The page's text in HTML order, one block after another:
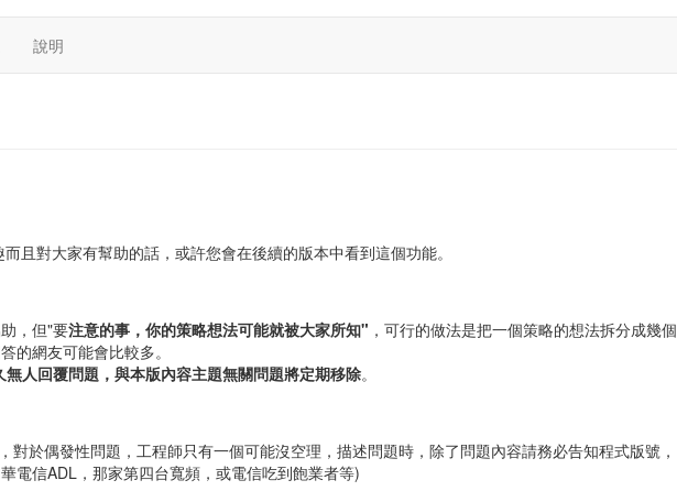
說明
且對大家有幫助的話，或許您會在後續的版本中看到這個功能。
，但"要注意的事，你的策略想法可能就被大家所知" ，可行的做法是把一個策略的想法拆分成幾個
的網友可能會比較多。
人回覆問題，與本版內容主題無關問題將定期移除。
於偶發性問題，工程師只有一個可能沒空理，描述問題時，除了問題內容請務必告知程式版號，
電信ADL，那家第四台寬頻，或電信吃到飽業者等)